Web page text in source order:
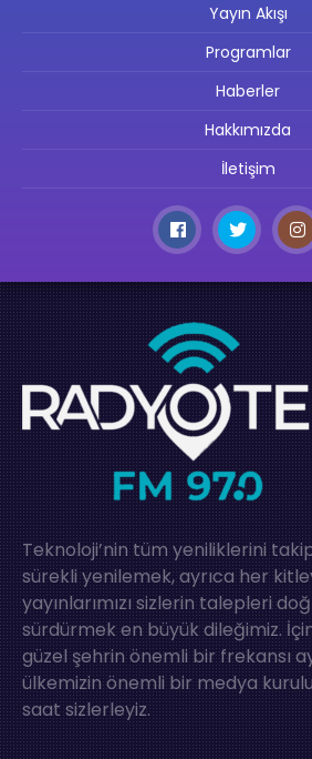
Yayın Akışı
Programlar
Haberler
Hakkımızda
İletişim
Teknoloji’nin tüm yeniliklerini
sürekli yenilemek, ayrıca her
yayınlarımızı sizlerin talepleri
sürdürmek en büyük dileğimiz.
güzel şehrin önemli bir frekansı
ülkemizin önemli bir medya
saat sizlerleyiz.